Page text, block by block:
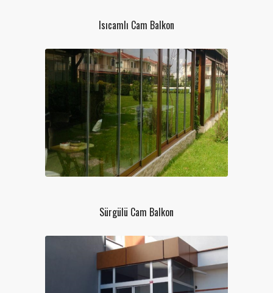
Isıcamlı Cam Balkon
Sürgülü Cam Balkon